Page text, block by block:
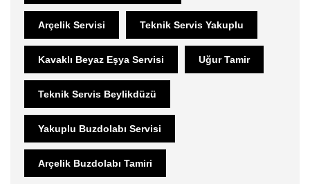
Arçelik Servisi Teknik Servis Yakuplu
Kavaklı Beyaz Eşya Servisi Uğur Tamir
Teknik Servis Beylikdüzü
Yakuplu Buzdolabı Servisi
Arçelik Buzdolabı Tamiri